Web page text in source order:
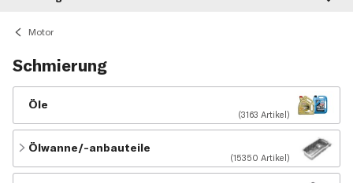
Motor
Schmierung
Öle
(3163 Artikel)
Ölwanne/-anbauteile
(15350 Artikel)